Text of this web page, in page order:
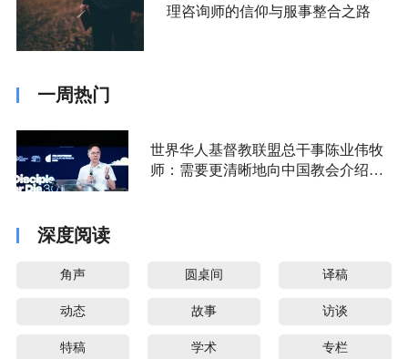
理咨询师的信仰与服事整合之路
一周热门
世界华人基督教联盟总干事陈业伟牧
师：需要更清晰地向中国教会介绍福
深度阅读
角声 圆桌间 译稿
动态 故事 访谈
特稿 学术 专栏